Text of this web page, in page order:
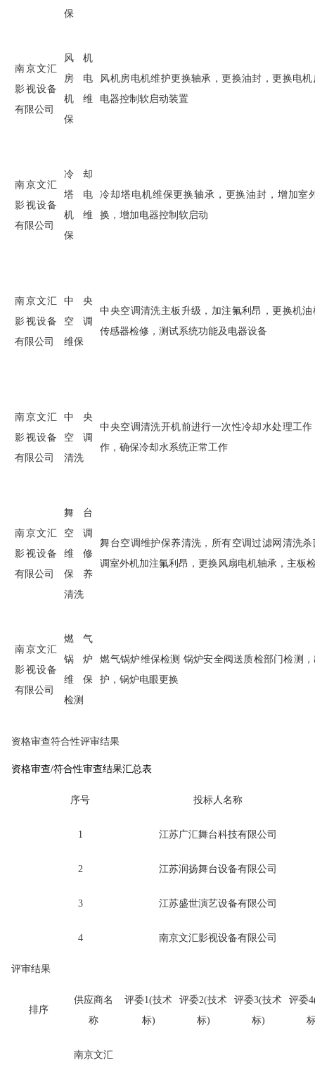
保
南京文汇
影视设备
有限公司
风机
房电
机维
保
风机房电机维护更换轴承，更换油封，更换电
电器控制软启动装置
南京文汇
影视设备
有限公司
冷却
塔电
机维
保
冷却塔电机维保更换轴承，更换油封，增加室
换，增加电器控制软启动
南京文汇
影视设备
有限公司
中央
空调
维保
中央空调清洗主板升级，加注氟利昂，更换机
传感器检修，测试系统功能及电器设备
南京文汇
影视设备
有限公司
中央
空调
清洗
中央空调清洗开机前进行一次性冷却水处理工
作，确保冷却水系统正常工作
南京文汇
影视设备
有限公司
舞台
空调
维修
保养
清洗
舞台空调维护保养清洗，所有空调过滤网清洗
调室外机加注氟利昂，更换风扇电机轴承，主板
南京文汇
影视设备
有限公司
燃气
锅炉
维保
检测
燃气锅炉维保检测 锅炉安全阀送质检部门检测
护，锅炉电眼更换
资格审查符合性评审结果
资格审查/符合性审查结果汇总表
序号 投标人名称
1 江苏广汇舞台科技有限公司
2 江苏润扬舞台设备有限公司
3 江苏盛世演艺设备有限公司
4 南京文汇影视设备有限公司
评审结果
排序
供应商名
称
评委1(技术
标)
评委2(技术
标)
评委3(技术
标)
评委
南京文汇